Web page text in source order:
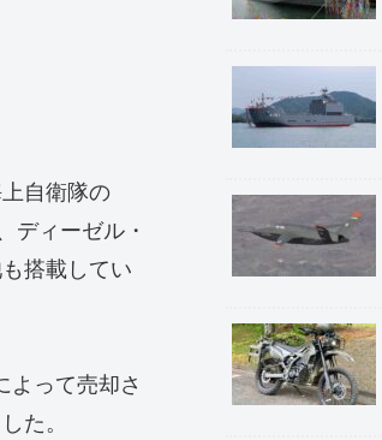
自衛隊の
ディーゼル・
搭載してい
って売却さ
た。